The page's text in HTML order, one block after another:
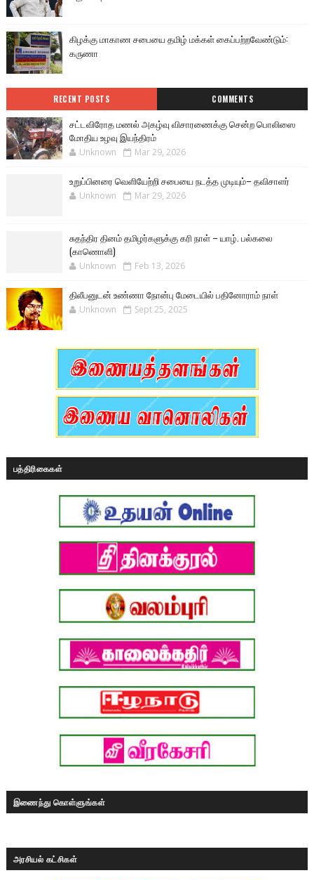
கிழக்கு மாகாண சபையை தமிழ் மக்கள் கைப்பற்றவேண்டும்:
கருணா
RECENT POSTS COMMENTS
சட்டவிரோத மணல் அகழ்வு விசாரணைக்கு சென்ற பொலிஸை
மோதிய உழவு இயந்திரம்
Unknown Mar 29, 2026
உறுப்பினரை வெளியேற்றி சபையை நடத்த முடியும்– தவிசாளர்
Unknown Mar 29, 2026
சுதந்திர தினம் தமிழர்களுக்கு கரி நாள் – யாழ். பல்கலை
(காணொளி)
Unknown Feb 13, 2026
திலீபனுடன் உண்ணா நோன்பு மேடையில் பதினோராம் நாள்
Unknown Sept 25, 2025
பத்திரிகைகள்
இணைந்து கொள்ளுங்கள்
அரசியல் கட்சிகள்